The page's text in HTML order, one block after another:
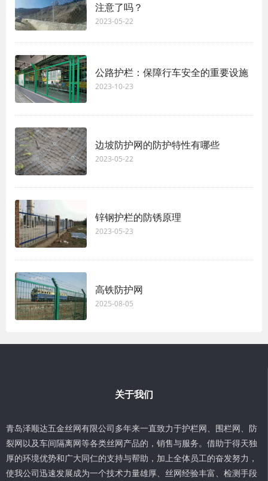
注意了吗？
2023-05-22
公路护栏：保障行车安全的重要设施
2023-10-23
边坡防护网的防护特性有哪些
2023-05-22
锌钢护栏的防锈原理
2023-05-23
高铁防护网
2025-08-05
关于我们
青岛泽顺达五金丝网有限公司多年来一直致力于护栏网、围栏网、防
裂网以及车间隔离网等各类丝网产品的，销售与服务。借助于得天独
厚的环境优势和广大同仁的支持与帮助，加上全体员工的奋发努力，
使我公司迅速发展成为一个技术力量雄厚、丝网经验丰富、检测手段